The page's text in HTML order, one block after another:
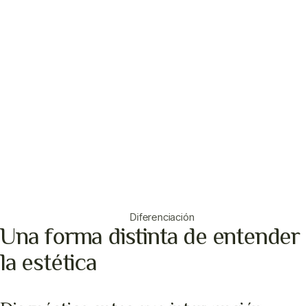
Diferenciación
Una forma distinta de entender
la estética